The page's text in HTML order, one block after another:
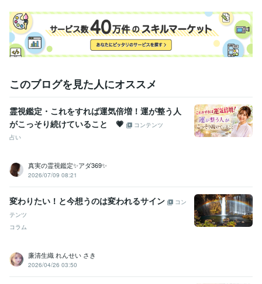
このブログを見た人にオススメ
霊視鑑定・これをすれば運気倍増！運が整う人
がこっそり続けていること 💗
コンテンツ
占い
真実の霊視鑑定✨アダ369✨
2026/07/09 08:21
変わりたい！と今想うのは変われるサイン
コン
テンツ
コラム
廉清生織 れんせい さき
2026/04/26 03:50